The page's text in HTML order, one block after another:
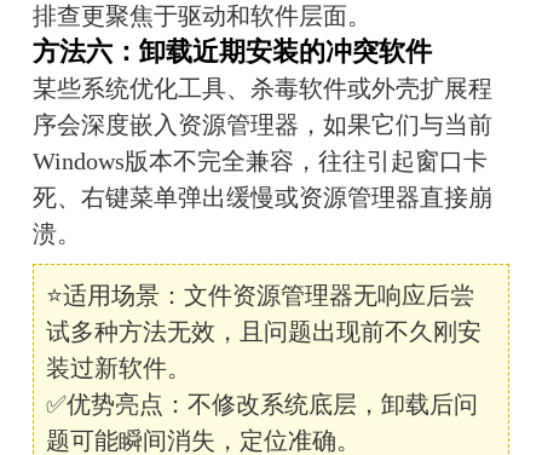
排查更聚焦于驱动和软件层面。
方法六：卸载近期安装的冲突软件
某些系统优化工具、杀毒软件或外壳扩展程
序会深度嵌入资源管理器，如果它们与当前
Windows版本不完全兼容，往往引起窗口卡
死、右键菜单弹出缓慢或资源管理器直接崩
溃。
⭐适用场景：文件资源管理器无响应后尝
试多种方法无效，且问题出现前不久刚安
装过新软件。
✅优势亮点：不修改系统底层，卸载后问
题可能瞬间消失，定位准确。